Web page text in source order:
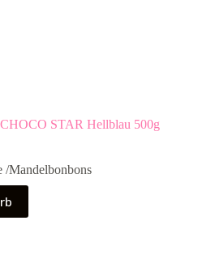
STAR Hellblau 500g
/Mandelbonbons